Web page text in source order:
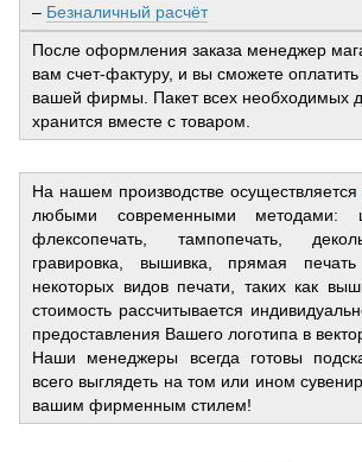
– Безналичный расчёт
После оформления заказа менеджер
вам счет-фактуру, и вы сможете
вашей фирмы. Пакет всех необходимых
хранится вместе с товаром.
На нашем производстве осуществляется
любыми современными методами:
флексопечать, тампопечать,
гравировка, вышивка, прямая
некоторых видов печати, таких как
стоимость рассчитывается
предоставления Вашего логотипа в
Наши менеджеры всегда готовы
всего выглядеть на том или ином
вашим фирменным стилем!